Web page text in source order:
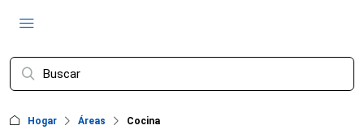
Hogar Áreas Cocina